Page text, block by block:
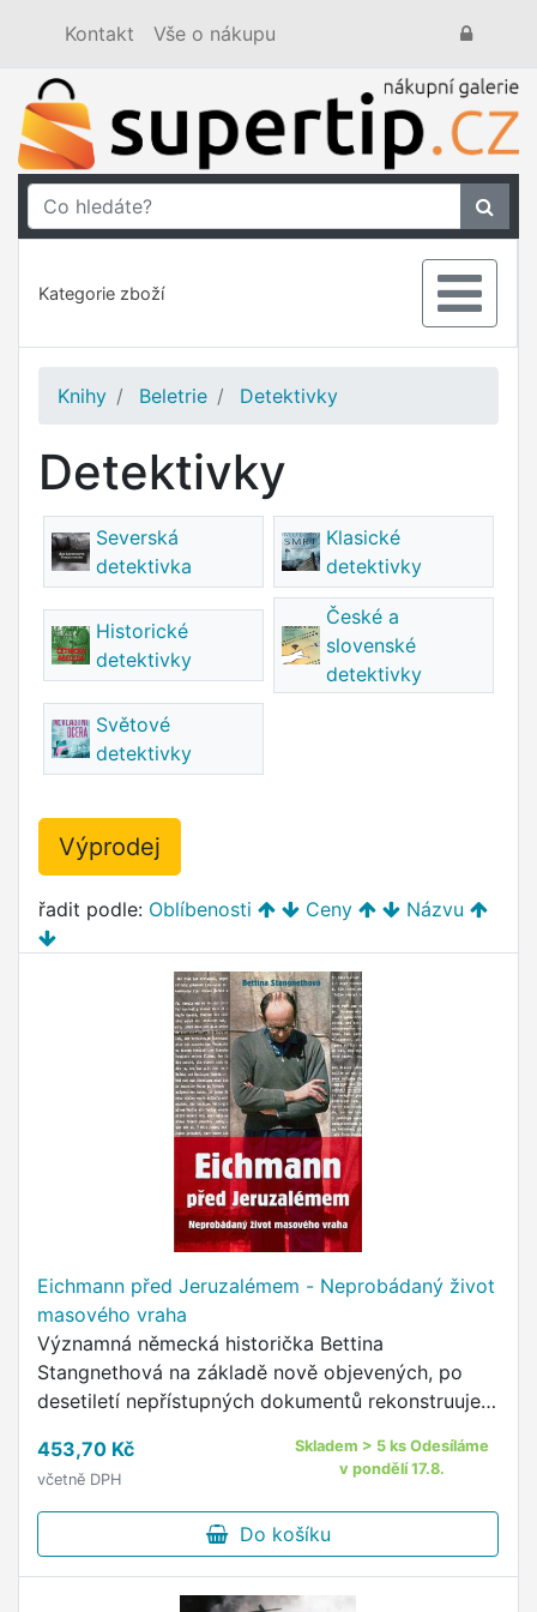
Kontakt Vše o nákupu
Kategorie zboží
Knihy Beletrie Detektivky
Detektivky
Severská
detektivka
Klasické
detektivky
Historické
detektivky
České a
slovenské
detektivky
Světové
detektivky
Výprodej
řadit podle: Oblíbenosti Ceny Názvu
Eichmann před Jeruzalémem - Neprobádaný život
masového vraha
Významná německá historička Bettina
Stangnethová na základě nově objevených, po
desetiletí nepřístupných dokumentů rekonstruuje
největších zločinců dvacátého …
453,70 Kč
včetně DPH
Skladem > 5 ks Odesíláme
v pondělí 17.8.
Do košíku